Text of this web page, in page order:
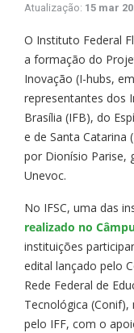
Atualização: 15 mar
O Instituto Federal
a formação do
Inovação (I-hubs,
representantes dos
Brasília (IFB), do
e de Santa Catarina
por Dionísio Parise,
Unevoc.
No IFSC, uma das
realizado no
instituições
edital lançado pelo
Rede Federal de
Tecnológica
pelo IFF, com o